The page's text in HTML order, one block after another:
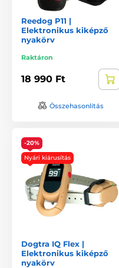
Reedog P11 |
Elektronikus kiképző
nyakörv
Raktáron
18 990 Ft
Összehasonlítás
-20%
Nyári kiárusítás
Dogtra IQ Flex |
Elektronikus kiképző
nyakörv